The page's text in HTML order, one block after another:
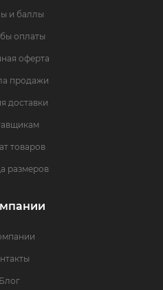
и баллы
оплаты
оферта
продажи
доставки
товаров
размеров
Блог